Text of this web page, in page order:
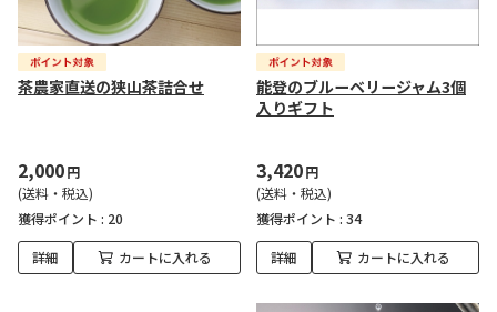
茶農家直送の狭山茶詰合せ
2,000円
(送料・税込)
獲得ポイント : 20
詳細 カートに入れる
能登のブルーベリージャム3個
入りギフト
3,420円
(送料・税込)
獲得ポイント : 34
詳細 カートに入れる